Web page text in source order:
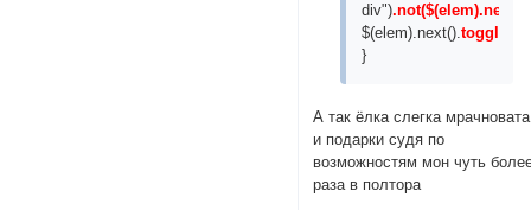
.spoiler
color:
display:
}
</style>
<div
div").not($(elem).next())
$(elem).next().toggle
}
А так ёлка слегка мрачновата
и подарки судя по
возможностям мон чуть
раза в полтора